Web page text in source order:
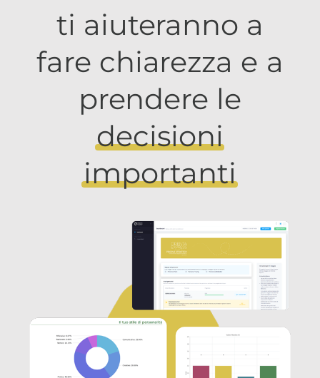
ti aiuteranno a
fare chiarezza e a
prendere le
decisioni
importanti